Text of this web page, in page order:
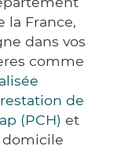
la France,
dans vos
comme
de
(PCH) et
domicile